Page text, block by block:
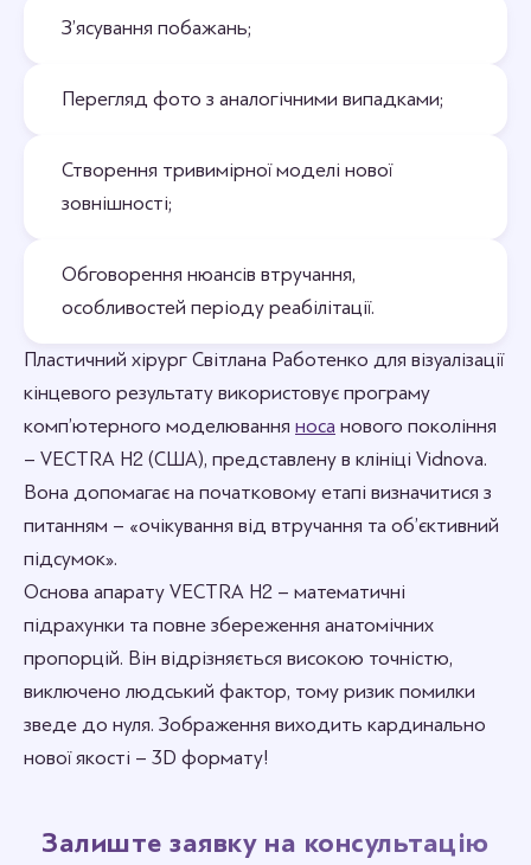
З’ясування побажань;
Перегляд фото з аналогічними випадками;
Створення тривимірної моделі нової
зовнішності;
Обговорення нюансів втручання,
особливостей періоду реабілітації.
Пластичний хірург Світлана Работенко для візуалізації
кінцевого результату використовує програму
комп’ютерного моделювання носа нового покоління
– VECTRA Н2 (США), представлену в клініці Vidnova.
Вона допомагає на початковому етапі визначитися з
питанням – «очікування від втручання та об’єктивний
підсумок».
Основа апарату VECTRA Н2 – математичні
підрахунки та повне збереження анатомічних
пропорцій. Він відрізняється високою точністю,
виключено людський фактор, тому ризик помилки
зведе до нуля. Зображення виходить кардинально
нової якості – 3D формату!
Залиште заявку на консультацію